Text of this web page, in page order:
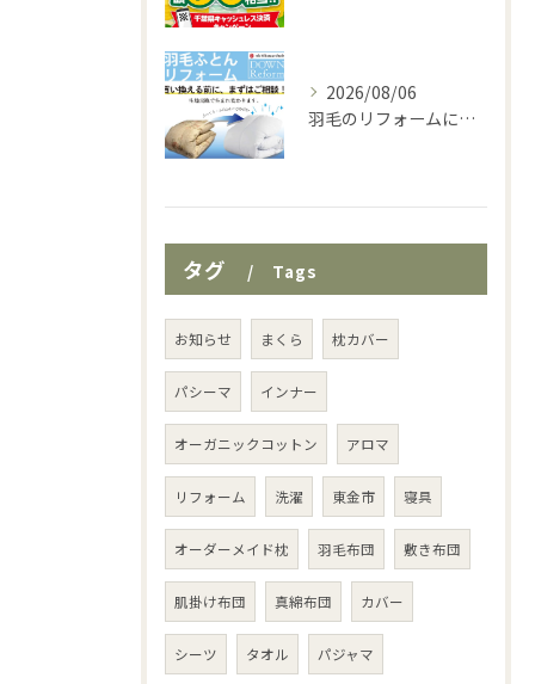
2026/08/06
羽毛のリフォームに最適な時期です♪
タグ Tags
お知らせ まくら 枕カバー
パシーマ インナー
オーガニックコットン アロマ
リフォーム 洗濯 東金市 寝具
オーダーメイド枕 羽毛布団 敷き布団
肌掛け布団 真綿布団 カバー
シーツ タオル パジャマ